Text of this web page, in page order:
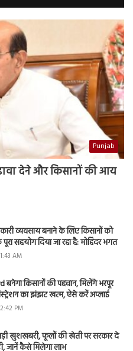
Punjab
देने और किसानों की आय
व्यवसाय बनाने के लिए किसानों को
सहयोग दिया जा रहा है: मोहिंदर भगत
AM
बनेगा किसानों की पहचान, मिलेंगे भरपूर
का झंझट खत्म, ऐसे करें अप्लाई
PM
खुशखबरी, फूलों की खेती पर सरकार दे
जानें कैसे मिलेगा लाभ